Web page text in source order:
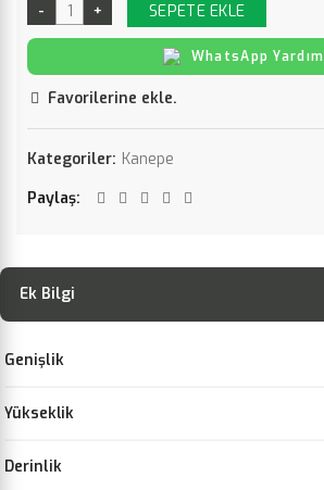
SEPETE EKLE
WhatsApp Yardım
Favorilerine ekle.
Kategoriler: Kanepe
Paylaş
Ek Bilgi
Genişlik
Yükseklik
Derinlik